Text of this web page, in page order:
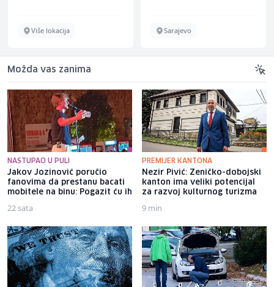
Sarajevo Sarajevo
Možda vas zanima
NASTUPAO U PULI
Jakov Jozinović poručio
fanovima da prestanu bacati
mobitele na binu: Pogazit ću ih
22 sata
PREMIJER KANTONA
Nezir Pivić: Zeničko-dobojski
kanton ima veliki potencijal
za razvoj kulturnog turizma
9 min